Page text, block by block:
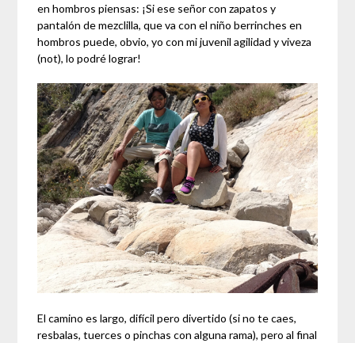
en hombros piensas: ¡Si ese señor con zapatos y
pantalón de mezclilla, que va con el niño berrinches en
hombros puede, obvio, yo con mi juvenil agilidad y viveza
(not), lo podré lograr!
El camino es largo, difícil pero divertido (si no te caes,
resbalas, tuerces o pinchas con alguna rama), pero al final